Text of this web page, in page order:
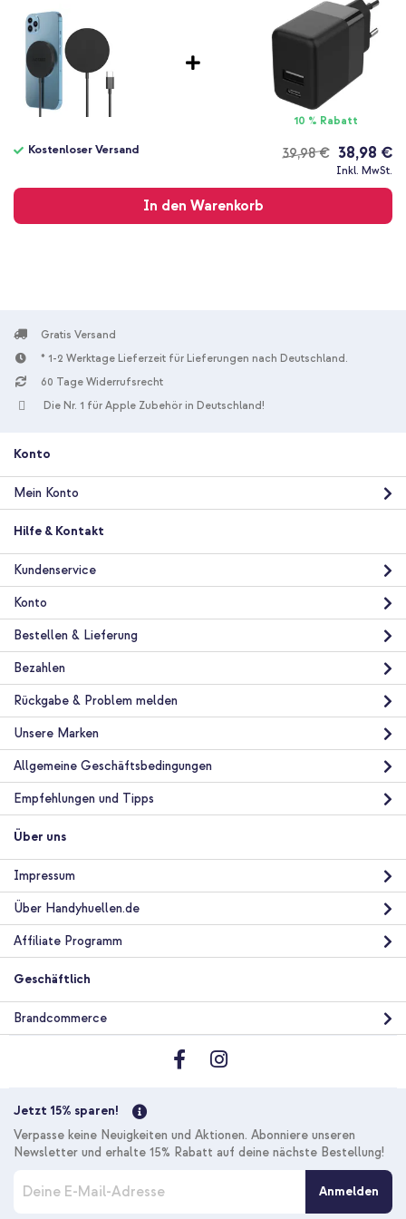
1 m
Wireless Charger
10 % Rabatt
39,98 €
Kostenloser Versand 38,98 €
Inkl. MwSt.
In den Warenkorb
Versand
Gratis Versand
* 1-2 Werktage Lieferzeit für Lieferungen nach Deutschland.
60 Tage Widerrufsrecht
Die Nr. 1 für Apple Zubehör in Deutschland!
Konto
Mein Konto
Hilfe & Kontakt
Kundenservice
Konto
Bestellen & Lieferung
Bezahlen
Rückgabe & Problem melden
Unsere Marken
Allgemeine Geschäftsbedingungen
Empfehlungen und Tipps
Über uns
Impressum
Über Handyhuellen.de
Affiliate Programm
Geschäftlich
Brandcommerce
Jetzt 15% sparen!
Verpasse keine Neuigkeiten und Aktionen. Abonniere unseren
Newsletter und erhalte 15% Rabatt auf deine nächste Bestellung!
Anmelden